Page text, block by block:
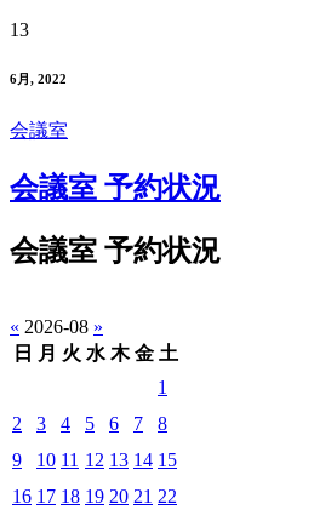
13
6月, 2022
会議室
会議室 予約状況
会議室 予約状況
« 2026-08 »
日
月 火 水 木 金 土
1
2
3 4 5 6 7
8
9
10 11 12 13 14 15
16 17 18 19 20 21 22